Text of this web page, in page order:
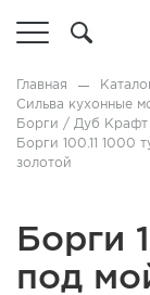
Главная
Сильва кухонные
Борги / Дуб Крафт
Борги 100.11 1000
золотой
Борги
под